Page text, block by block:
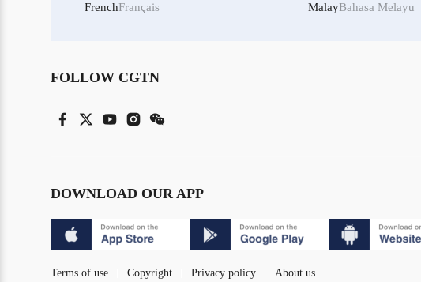
FrenchFrançais MalayBahasa Melayu
FOLLOW CGTN
DOWNLOAD OUR APP
Terms of use Copyright Privacy policy About us